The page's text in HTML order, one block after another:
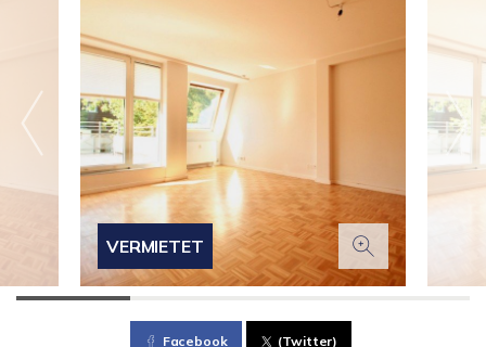
VERMIETET
Facebook (Twitter)